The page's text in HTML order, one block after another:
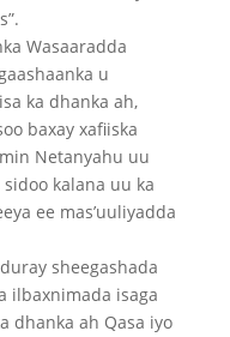
Wasaaradda
u
ka dhanka ah,
baxay xafiiska
Netanyahu uu
kalana uu ka
ee mas’uuliyadda
sheegashada
ilbaxnimada isaga
dhanka ah Qasa iyo